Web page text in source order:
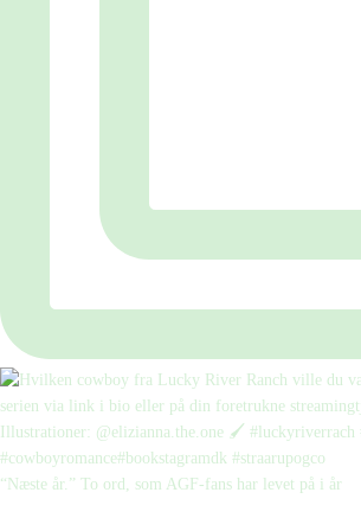
“Næste år.” To ord, som AGF-fans har levet på i år